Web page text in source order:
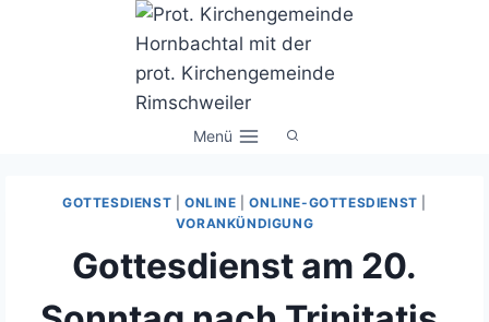
Menü
GOTTESDIENST |ONLINE |ONLINE-GOTTESDIENST
VORANKÜNDIGUNG
Gottesdienst am 20.